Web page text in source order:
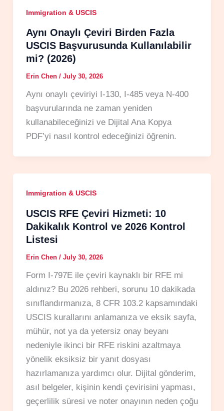
Immigration & USCIS
Aynı Onaylı Çeviri Birden Fazla
USCIS Başvurusunda Kullanılabilir
mi? (2026)
Erin Chen / July 30, 2026
Aynı onaylı çeviriyi I-130, I-485 veya N-400
başvurularında ne zaman yeniden
kullanabileceğinizi ve Dijital Ana Kopya
PDF’yi nasıl kontrol edeceğinizi öğrenin.
Immigration & USCIS
USCIS RFE Çeviri Hizmeti: 10
Dakikalık Kontrol ve 2026 Kontrol
Listesi
Erin Chen / July 30, 2026
Form I-797E ile çeviri kaynaklı bir RFE mi
aldınız? Bu 2026 rehberi, sorunu 10 dakikada
sınıflandırmanıza, 8 CFR 103.2 kapsamındaki
USCIS kurallarını anlamanıza ve eksik sayfa,
mühür, not ya da yetersiz onay beyanı
nedeniyle ikinci bir RFE riskini azaltmaya
yönelik eksiksiz bir yanıt dosyası
hazırlamanıza yardımcı olur. Dijital gönderim,
asıl belgeler, kişinin kendi çevirisini yapması,
geçerlilik süresi ve noter onayının neden çoğu